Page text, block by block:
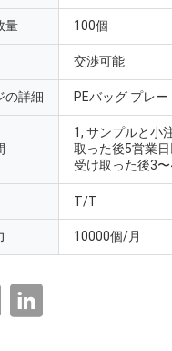
量 100個
交渉可能
の詳細 PEバッグ プレ
1, サンプルと小
取った後5営業
受け取った後3〜
T/T
10000個/月